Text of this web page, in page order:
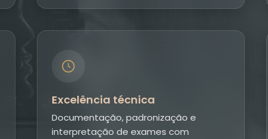
Excelência técnica
Documentação, padronização e
interpretação de exames com